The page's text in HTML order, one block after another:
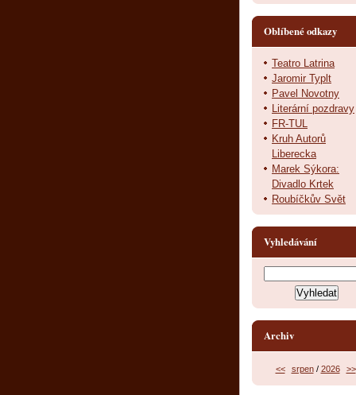
Oblíbené odkazy
Teatro Latrina
Jaromir Typlt
Pavel Novotny
Literární pozdravy
FR-TUL
Kruh Autorů
Liberecka
Marek Sýkora:
Divadlo Krtek
Roubíčkův Svět
Vyhledávání
Archiv
<< srpen/ 2026 >>